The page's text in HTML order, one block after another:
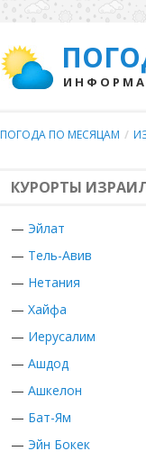
ПОГОДА ПО МЕСЯЦАМ /
КУРОРТЫ
— Эйлат
— Тель-Авив
— Нетания
— Хайфа
— Иерусалим
— Ашдод
— Ашкелон
— Бат-Ям
— Эйн Бокек